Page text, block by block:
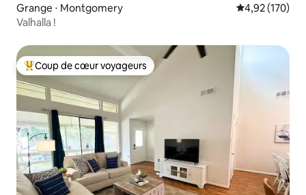
Grange ⋅ Montgomery Évaluation
4,92 (170)
Valhalla !
Coups de cœur voyageurs les plus appréciés
Coup de cœur voyageurs